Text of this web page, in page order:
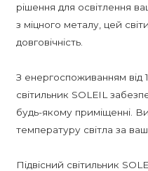
рішення для освітлення
з міцного металу, цей
довговічність.
З енергоспоживанням від
світильник SOLEIL
будь-якому приміщенні.
температуру світла за
Підвісний світильник